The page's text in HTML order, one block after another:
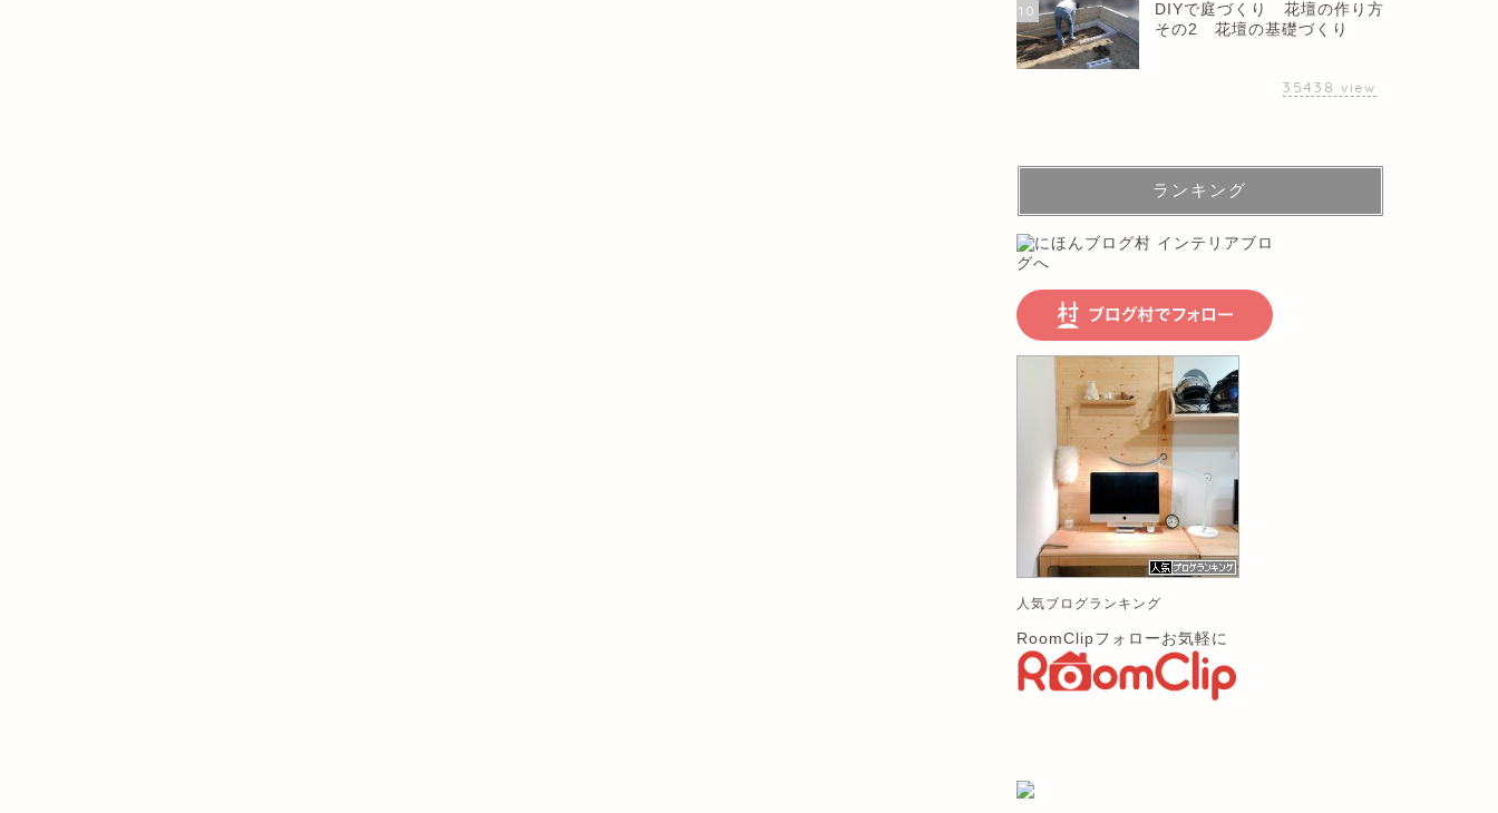
10
DIYで庭づくり 花壇の作り方
その2 花壇の基礎づくり
35438 view
ランキング
人気ブログランキング
RoomClipフォローお気軽に